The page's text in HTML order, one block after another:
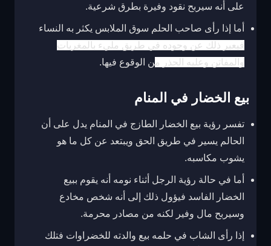
على أنه سيربح نقود وفيرة بطرق شرعية.
أما إذا رأى صاحب الحلم سوق الملابس يكثر به النساء
فيعبر ذلك عن وجوده في طريق مليء بالمغريات
والمفاتن وعليه الحذر من الوقوع فيها.
بيع الخضار في المنام
تفسر رؤية بيع الخضار الطازج في المنام يدل على أن
الحالم يسير في طريق الحق ويبتعد عن كل ما هو
يشوب مكاسبه.
أما في حالة رؤية الرجل أثناء نومه أنه يقوم ببيع
الخضار الفاسد فيؤول ذلك إلى أنه شخص مخادع
وسيربح مال وفير لكنه من مصادر محرمة.
إذا رأى الشاب في حلمه بيع والدته للخضراوات فتلك